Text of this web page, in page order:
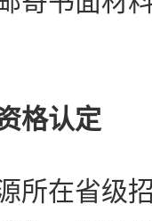
格认定
在省级招